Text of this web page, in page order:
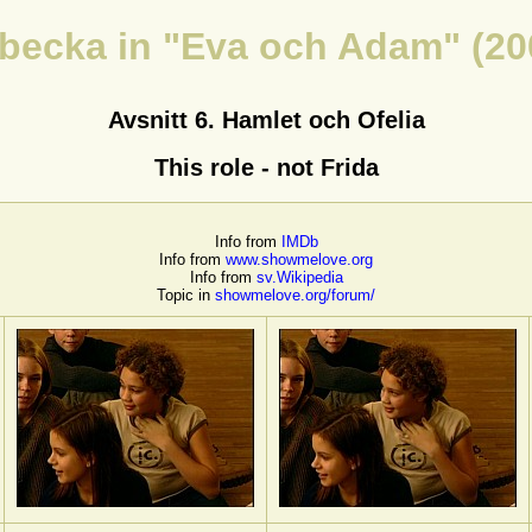
in "Eva och Adam"
Avsnitt 6. Hamlet och Ofelia
This role - not Frida
Info from IMDb
Info from www.showmelove.org
Info from sv.Wikipedia
Topic in showmelove.org/forum/